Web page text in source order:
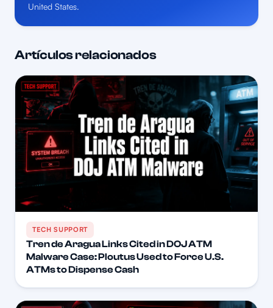
United States.
Artículos relacionados
TECH SUPPORT
Tren de Aragua Links Cited in DOJ ATM
Malware Case: Ploutus Used to Force U.S.
ATMs to Dispense Cash